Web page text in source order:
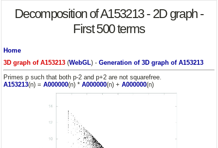
Decomposition of A153213 - 2D graph -
First 500 terms
Home
3D graph of A153213(WebGL) - Generation of 3D graph of A153213
Primes p such that both p-2 and p+2 are not squarefree.
A153213(n) = A000000(n) * A000000(n) + A000000(n)